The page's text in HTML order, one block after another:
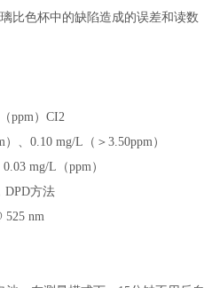
比色杯中的缺陷造成的误差和读数
ppm）CI2
、0.10 mg/L（＞3.50ppm）
mg/L（ppm）
DPD方法
525 nm